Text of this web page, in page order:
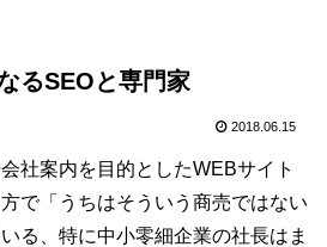
るSEOと専門家
2018.06.15
社案内を目的としたWEBサイト
で「うちはそういう商売ではない
る、特に中小零細企業の社長はま